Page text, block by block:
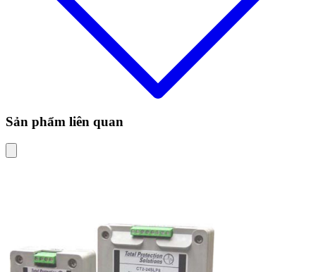
Sản phẩm liên quan